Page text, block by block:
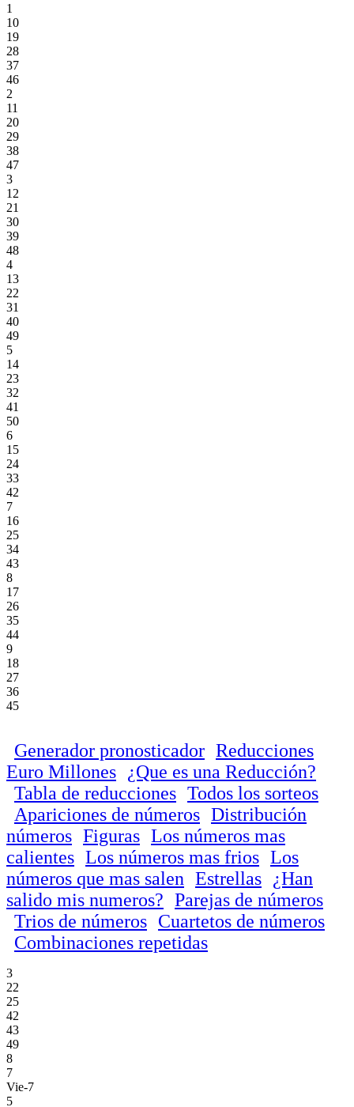
1
10
19
28
37
46
2
11
20
29
38
47
3
12
21
30
39
48
4
13
22
31
40
49
5
14
23
32
41
50
6
15
24
33
42
7
16
25
34
43
8
17
26
35
44
9
18
27
36
45
Generador pronosticador Reducciones
Euro Millones
¿Que es una Reducción?
Tabla de reducciones Todos los sorteos
Apariciones de números Distribución
números Figuras Los números mas
calientes Los números mas frios Los
números que mas salen Estrellas
¿Han
salido mis numeros? Parejas de números
Trios de números Cuartetos de números
Combinaciones repetidas
3
22
25
42
43
49
8
7
Vie-7
5